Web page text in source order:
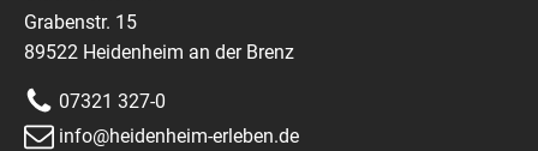
Grabenstr. 15
89522 Heidenheim an der Brenz
07321 327-0
info@heidenheim-erleben.de